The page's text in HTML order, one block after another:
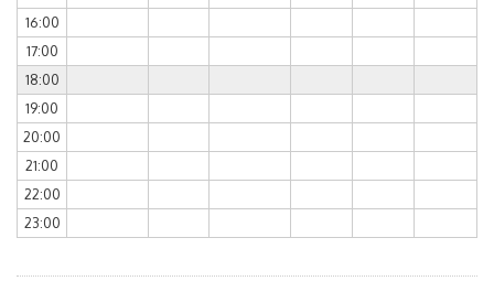
16:00
17:00
18:00
19:00
20:00
21:00
22:00
23:00